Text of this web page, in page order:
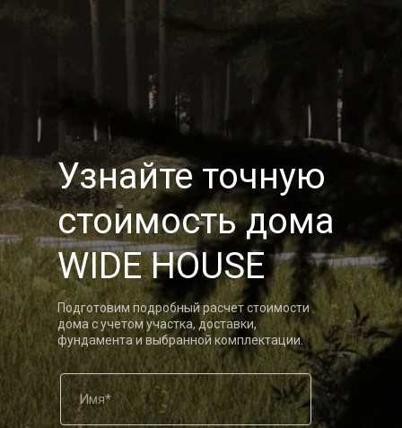
Узнайте точную
стоимость дома
WIDE HOUSE
Подготовим подробный расчет стоимости
дома с учетом участка, доставки,
фундамента и выбранной комплектации.